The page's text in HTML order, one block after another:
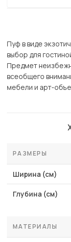
Пуф в виде
выбор для
Предмет
всеобщего
мебели и арт-
РАЗМЕРЫ
Ширина (см)
Глубина (см)
МАТЕРИАЛЫ